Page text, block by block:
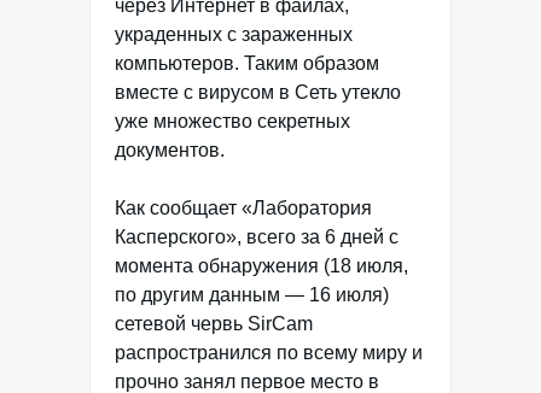
через Интернет в файлах,
украденных с зараженных
компьютеров. Таким образом
вместе с вирусом в Сеть утекло
уже множество секретных
документов.
Как сообщает «Лаборатория
Касперского», всего за 6 дней с
момента обнаружения (18 июля,
по другим данным — 16 июля)
сетевой червь SirCam
распространился по всему миру и
прочно занял первое место в